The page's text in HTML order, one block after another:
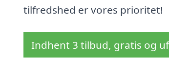
tilfredshed er vores prioritet!
Indhent 3 tilbud, gratis og